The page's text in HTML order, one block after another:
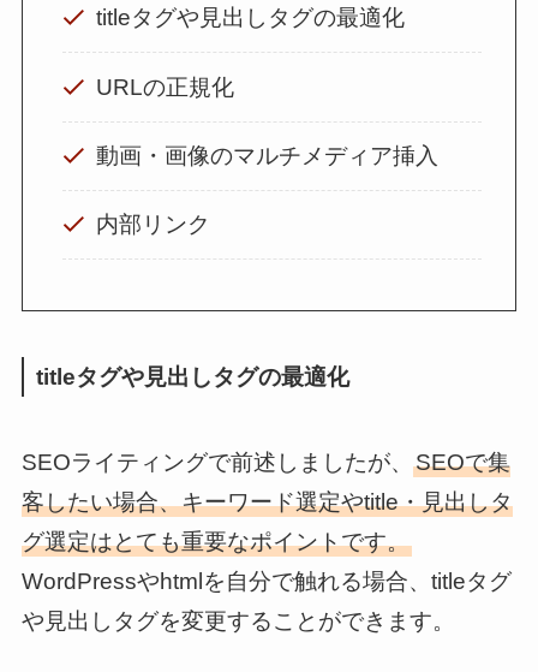
titleタグや見出しタグの最適化
URLの正規化
動画・画像のマルチメディア挿入
内部リンク
titleタグや見出しタグの最適化
SEOライティングで前述しましたが、 SEOで集
客したい場合、キーワード選定やtitle・見出しタ
グ選定はとても重要なポイントです。
WordPressやhtmlを自分で触れる場合、titleタグ
や見出しタグを変更することができます。